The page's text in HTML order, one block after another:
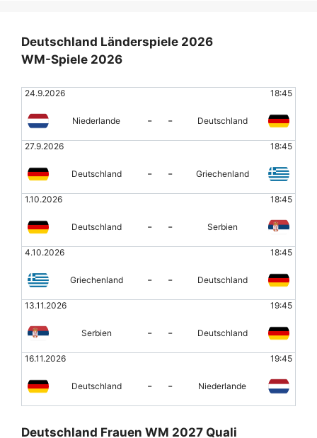
Deutschland Länderspiele 2026
WM-Spiele 2026
24.9.2026 18:45
Niederlande - - Deutschland
27.9.2026 18:45
Deutschland - - Griechenland
1.10.2026 18:45
Deutschland - - Serbien
4.10.2026 18:45
Griechenland - - Deutschland
13.11.2026 19:45
Serbien - - Deutschland
16.11.2026 19:45
Deutschland - - Niederlande
Deutschland Frauen WM 2027 Quali